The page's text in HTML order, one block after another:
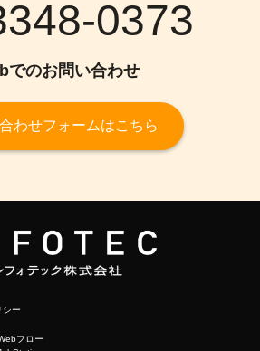
0373
でのお問い合わせ
わせフォームはこちら
シー
フロー